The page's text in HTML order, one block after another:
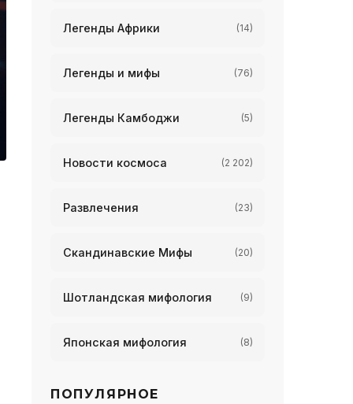
Легенды Африки (14)
Легенды и мифы (76)
Легенды Камбоджи (5)
Новости космоса (2 202)
Развлечения (23)
Скандинавские Мифы (20)
Шотландская мифология (9)
Японская мифология (8)
ПОПУЛЯРНОЕ